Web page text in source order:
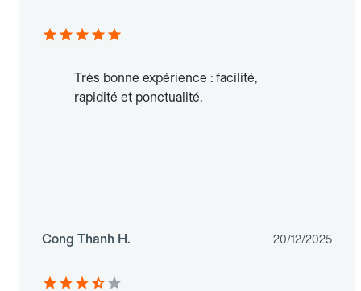
Très bonne expérience : facilité,
rapidité et ponctualité.
Cong Thanh H. 20/12/2025